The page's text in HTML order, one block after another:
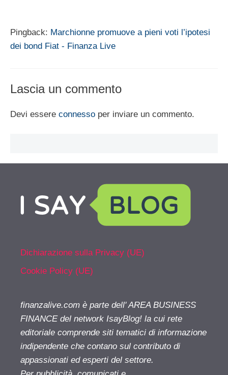
Pingback: Marchionne promuove a pieni voti l’ipotesi
dei bond Fiat - Finanza Live
Lascia un commento
Devi essere connesso per inviare un commento.
Dichiarazione sulla Privacy (UE)
Cookie Policy (UE)
finanzalive.com è parte dell' AREA BUSINESS
FINANCE del network IsayBlog! la cui rete
editoriale comprende siti tematici di informazione
indipendente che contano sul contributo di
appassionati ed esperti del settore.